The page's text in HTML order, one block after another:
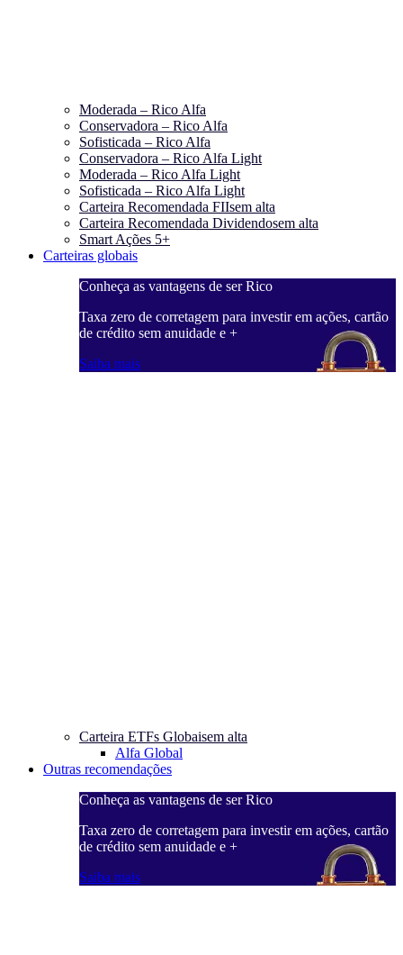
Moderada – Rico Alfa
Conservadora – Rico Alfa
Sofisticada – Rico Alfa
Conservadora – Rico Alfa Light
Moderada – Rico Alfa Light
Sofisticada – Rico Alfa Light
Carteira Recomendada FIIsem alta
Carteira Recomendada Dividendosem alta
Smart Ações 5+
Carteiras globais
Conheça as vantagens de ser Rico
Taxa zero de corretagem para investir em ações, cartão
de crédito sem anuidade e +
Saiba mais
Carteira ETFs Globaisem alta
Alfa Global
Outras recomendações
Conheça as vantagens de ser Rico
Taxa zero de corretagem para investir em ações, cartão
de crédito sem anuidade e +
Saiba mais